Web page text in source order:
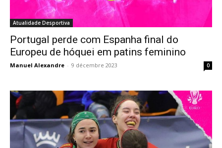
Atualidade Desportiva
Portugal perde com Espanha final do
Europeu de hóquei em patins feminino
Manuel Alexandre - 9 décembre 2023 0